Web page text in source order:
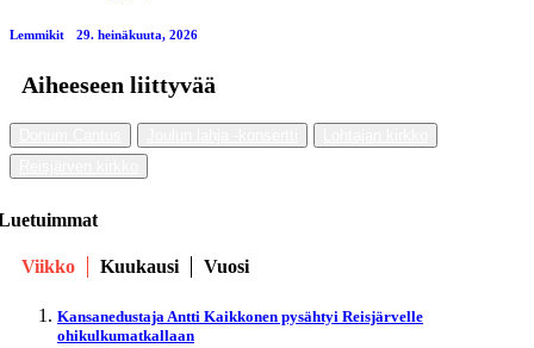
Lemmikit 29. heinäkuuta, 2026
Aiheeseen liittyvää
Viikko Kuukausi Vuosi
Kansanedustaja Antti Kaikkonen pysähtyi Reisjärvelle
ohikulkumatkallaan